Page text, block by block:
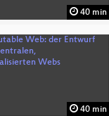
40 min
40 min